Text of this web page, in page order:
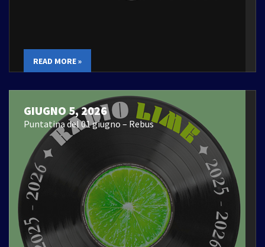
READ MORE »
GIUGNO 5, 2026
Puntatina del 01 giugno – Rebus